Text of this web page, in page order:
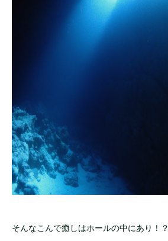
そんなこんで癒しはホールの中にあり！？